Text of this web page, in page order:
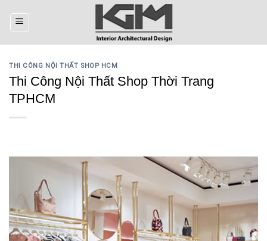
THI CÔNG NỘI THẤT SHOP HCM
Thi Công Nội Thất Shop Thời Trang
TPHCM